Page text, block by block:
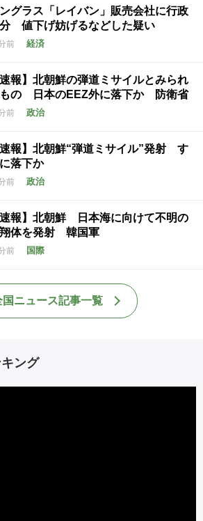
グラス「レイバン」販売会社に行政
値下げ妨げるなどした疑い
前 経済
速報】北朝鮮の弾道ミサイルとみられ
の 日本のEEZ外に落下か 防衛省
前 政治
速報】北朝鮮“弾道ミサイル”発射 す
落下か
前 政治
速報】北朝鮮 日本海に向けて不明の
体を発射 韓国軍
前 国際
国ニュース記事一覧
ング